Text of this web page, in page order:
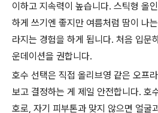
이하고 지속력이 높습니다. 스틱형 올
하게 쓰기엔 좋지만 여름처럼 땀이 나
라지는 경험을 하게 됩니다. 처음 입문
운데이션을 권합니다.
호수 선택은 직접 올리브영 같은 오프
보고 결정하는 게 제일 안전합니다. 호
호로, 자기 피부톤과 맞지 않으면 얼굴